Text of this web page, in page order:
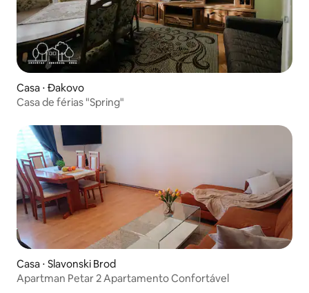
Casa ⋅ Đakovo
Casa de férias "Spring"
Casa ⋅ Slavonski Brod
Apartman Petar 2 Apartamento Confortável